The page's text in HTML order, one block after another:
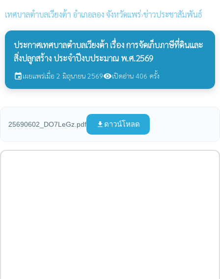
เทศบาลตำบลเวียงต้า อำเภอลอง จังหวัดแพร่›ข่าวประชาสัมพันธ์
ประกาศเทศบาลตำบลเวียงต้า เรื่อง การจัดเก็บภาษีที่ดินและ
สิ่งปลูกสร้าง ประจำปีงบประมาณ พ.ศ.2569
eventเผยแพร่เมื่อ 2 มิถุนายน 2569visibilityเปิดอ่าน 406 ครั้ง
25690602_DO7LeGz.pdf file_download ดาวน์โหลด